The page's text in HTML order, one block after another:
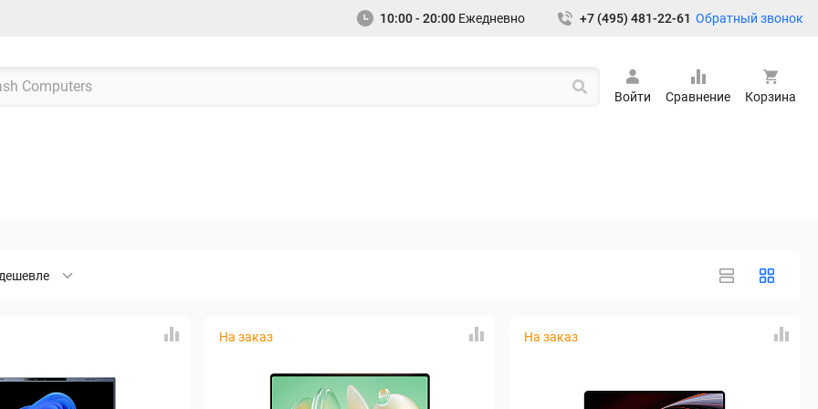
10:00 - 20:00 Ежедневно +7 (495) 481-22-61 Обратный звонок
Войти Сравнение Корзина
На заказ На заказ